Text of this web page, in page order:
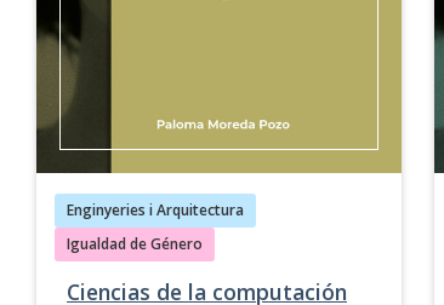
Enginyeries i Arquitectura
Igualdad de Género
Ciencias de la computación